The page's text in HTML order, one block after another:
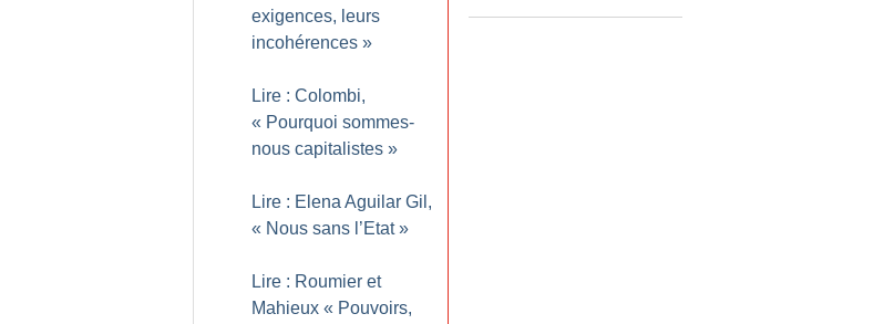
exigences, leurs
incohérences »
Lire : Colombi,
« Pourquoi sommes-
nous capitalistes »
Lire : Elena Aguilar Gil,
« Nous sans l’Etat »
Lire : Roumier et
Mahieux « Pouvoirs,